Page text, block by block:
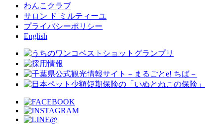
わんこクラブ
サロン ド ミルティーユ
プライバシーポリシー
English